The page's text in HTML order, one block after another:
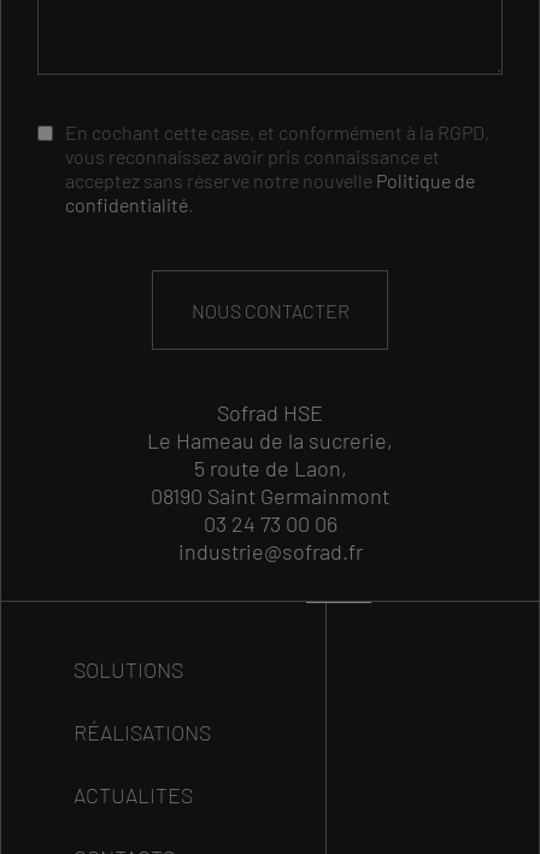
En cochant cette case, et conformément à la RGPD,
vous reconnaissez avoir pris connaissance et
acceptez sans réserve notre nouvelle Politique de
confidentialité.
NOUS CONTACTER
Sofrad HSE
Le Hameau de la sucrerie,
5 route de Laon,
08190 Saint Germainmont
03 24 73 00 06
industrie@sofrad.fr
SOLUTIONS
RÉALISATIONS
ACTUALITES